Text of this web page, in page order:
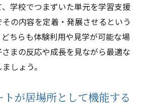
学校でつまずいた単元を学習支援
の内容を定着・発展させるという
ちらも体験利用や見学が可能な場
まの反応や成長を見ながら最適な
しょう。
が居場所として機能する